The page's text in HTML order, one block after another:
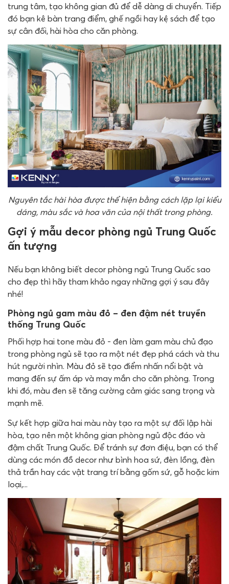
trung tâm, tạo không gian đủ để dễ dàng di chuyển. Tiếp
đó bạn kê bàn trang điểm, ghế ngồi hay kệ sách để tạo
sự cân đối, hài hòa cho căn phòng.
Nguyên tắc hài hòa được thể hiện bằng cách lặp lại kiểu
dáng, màu sắc và hoa văn của nội thất trong phòng.
Gợi ý mẫu decor phòng ngủ Trung Quốc
ấn tượng
Nếu bạn không biết decor phòng ngủ Trung Quốc sao
cho đẹp thì hãy tham khảo ngay những gợi ý sau đây
nhé!
Phòng ngủ gam màu đỏ – đen đậm nét truyền
thống Trung Quốc
Phối hợp hai tone màu đỏ - đen làm gam màu chủ đạo
trong phòng ngủ sẽ tạo ra một nét đẹp phá cách và thu
hút người nhìn. Màu đỏ sẽ tạo điểm nhấn nổi bật và
mang đến sự ấm áp và may mắn cho căn phòng. Trong
khi đó, màu đen sẽ tăng cường cảm giác sang trọng và
mạnh mẽ.
Sự kết hợp giữa hai màu này tạo ra một sự đối lập hài
hòa, tạo nên một không gian phòng ngủ độc đáo và
đậm chất Trung Quốc. Để tránh sự đơn điệu, bạn có thể
dùng các món đồ decor như bình hoa sứ, đèn lồng, đèn
thả trần hay các vật trang trí bằng gốm sứ, gỗ hoặc kim
loại,...